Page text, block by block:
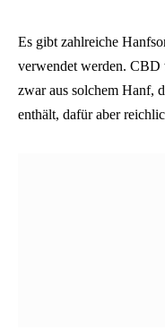
Es gibt zahlreiche
verwendet werden. CBD
zwar aus solchem Hanf,
enthält, dafür aber